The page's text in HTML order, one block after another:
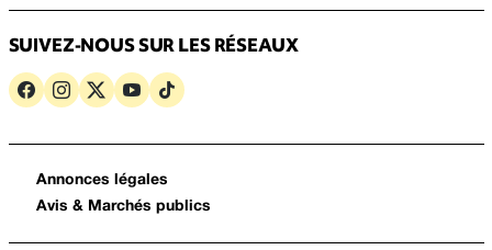
SUIVEZ-NOUS SUR LES RÉSEAUX
Annonces légales
Avis & Marchés publics